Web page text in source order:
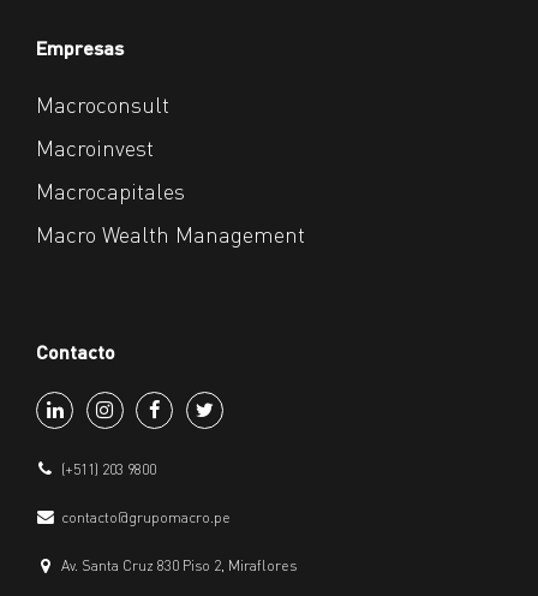
Empresas
Macroconsult
Macroinvest
Macrocapitales
Macro Wealth Management
Contacto
(+511) 203 9800
contacto@grupomacro.pe
Av. Santa Cruz 830 Piso 2, Miraflores